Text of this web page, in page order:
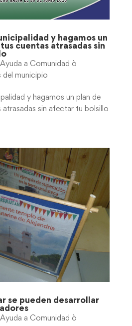
y hagamos un
cuentas atrasadas sin
Ayuda a Comunidad ò
del municipio
y hagamos un plan de
sin afectar tu bolsillo
se pueden desarrollar
Ayuda a Comunidad ò